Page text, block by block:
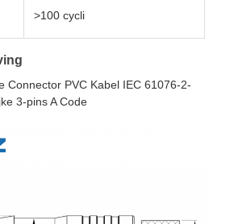
>100 cycli
Connector PVC Kabel IEC 61076-2-
3-pins A Code